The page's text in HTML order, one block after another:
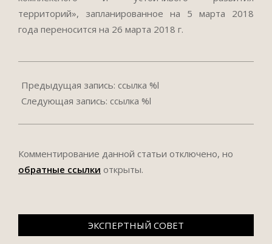
территорий», запланированное на 5 марта 2018
года переносится на 26 марта 2018 г.
02-
28
Предыдущая запись: ссылка %l
Следующая запись: ссылка %l
Комментирование данной статьи отключено, но
обратные ссылки открыты.
ЭКСПЕРТНЫЙ СОВЕТ